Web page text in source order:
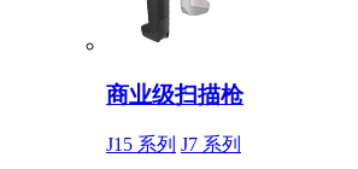
商业级扫描枪
J15 系列 J7 系列